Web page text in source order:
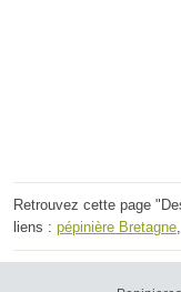
Retrouvez cette page
liens : pépinière Bretagne